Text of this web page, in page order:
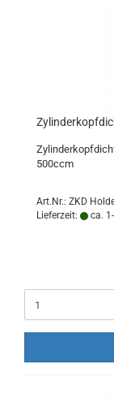
500ccm
Art.Nr.: ZKD
Lieferzeit:
ca.